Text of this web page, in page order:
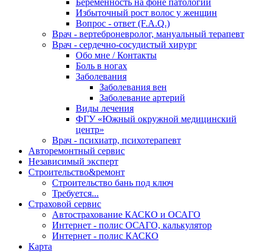
Избыточный рост волос у женщин
Вопрос - ответ (F.A.Q.)
Врач - вертеброневролог, мануальный терапевт
Врач - сердечно-сосудистый хирург
Обо мне / Контакты
Боль в ногах
Заболевания
Заболевания вен
Заболевание артерий
Виды лечения
ФГУ «Южный окружной медицинский
центр»
Врач - психиатр, психотерапевт
Авторемонтный сервис
Независимый эксперт
Строительство&ремонт
Строительство бань под ключ
Требуется...
Страховой сервис
Автострахование КАСКО и ОСАГО
Интернет - полис ОСАГО, калькулятор
Интернет - полис КАСКО
Карта